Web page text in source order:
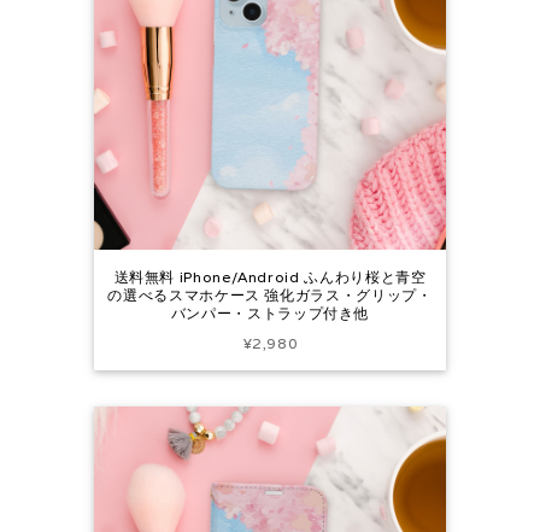
送料無料 iPhone/Android ふんわり桜と青空
の選べるスマホケース 強化ガラス・グリップ・
バンパー・ストラップ付き他
¥2,980